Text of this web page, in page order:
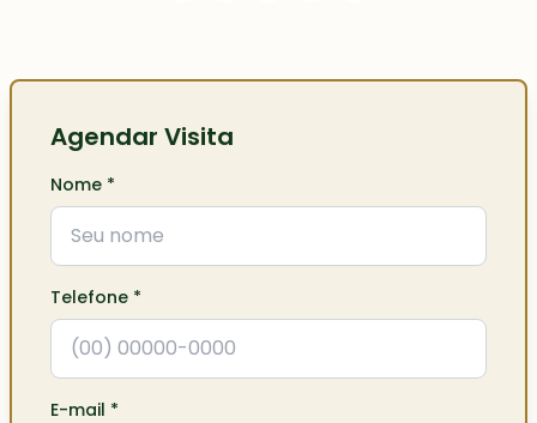
Agendar Visita
Nome *
Telefone *
E-mail *